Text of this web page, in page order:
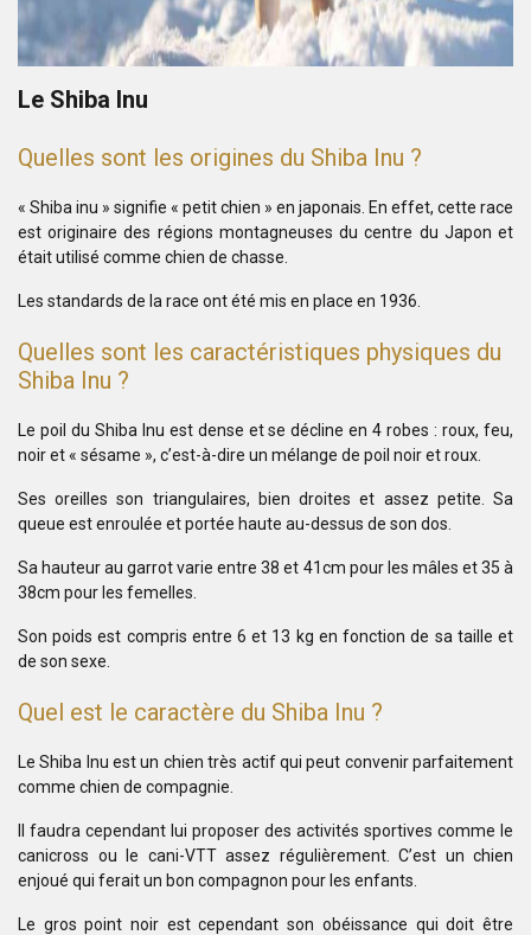
Le Shiba Inu
Quelles sont les origines du Shiba Inu ?
« Shiba inu » signifie « petit chien » en japonais. En effet, cette race
est originaire des régions montagneuses du centre du Japon et
était utilisé comme chien de chasse.
Les standards de la race ont été mis en place en 1936.
Quelles sont les caractéristiques physiques du
Shiba Inu ?
Le poil du Shiba Inu est dense et se décline en 4 robes : roux, feu,
noir et « sésame », c’est-à-dire un mélange de poil noir et roux.
Ses oreilles son triangulaires, bien droites et assez petite. Sa
queue est enroulée et portée haute au-dessus de son dos.
Sa hauteur au garrot varie entre 38 et 41cm pour les mâles et 35 à
38cm pour les femelles.
Son poids est compris entre 6 et 13 kg en fonction de sa taille et
de son sexe.
Quel est le caractère du Shiba Inu ?
Le Shiba Inu est un chien très actif qui peut convenir parfaitement
comme chien de compagnie.
Il faudra cependant lui proposer des activités sportives comme le
canicross ou le cani-VTT assez régulièrement. C’est un chien
enjoué qui ferait un bon compagnon pour les enfants.
Le gros point noir est cependant son obéissance qui doit être